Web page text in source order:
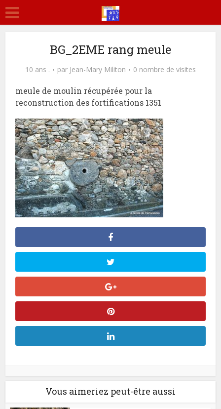
BG_2EME rang meule
10 ans . par Jean-Mary Militon 0 nombre de visites
meule de moulin récupérée pour la
reconstruction des fortifications 1351
Vous aimeriez peut-être aussi